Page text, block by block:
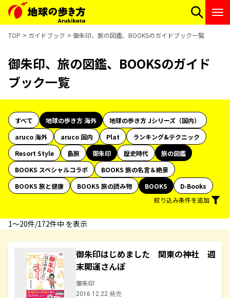
TOP ガイドブック 御朱印、旅の図鑑、BOOKSのガイドブック一覧
御朱印、旅の図鑑、BOOKSのガイド
ブック一覧
すべて 地球の歩き方 海外
地球の歩き方 Jシリーズ（国内）
aruco 海外
aruco 国内 Plat
ランキング&テクニック
Resort Style
島旅 御朱印 歴史時代
旅の図鑑
BOOKS スペシャルコラボ
BOOKS 旅の名言＆絶景
BOOKS 旅と健康
BOOKS 旅の読み物 BOOKS
D-Books
絞り込み条件を追加
1〜20件/172件中 を表示
御朱印はじめました 関東の神社 週
末開運さんぽ
御朱印
2016.12.22 発売